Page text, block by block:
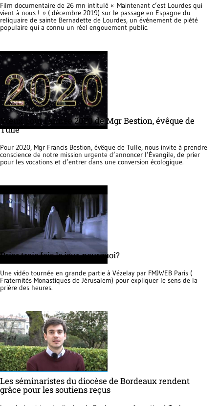
Film documentaire de 26 mn intitulé « Maintenant c’est Lourdes qui
vient à nous ! » ( décembre 2019) sur le passage en Espagne du
reliquaire de sainte Bernadette de Lourdes, un événement de piété
populaire qui a connu un réel engouement public.
Vœux pour l’année 2020 de Mgr Bestion, évêque de
Tulle
Pour 2020, Mgr Francis Bestion, évêque de Tulle, nous invite à prendre
conscience de notre mission urgente d’annoncer l’Évangile, de prier
pour les vocations et d’entrer dans une conversion écologique.
Prier trois fois le jour, pourquoi?
Une vidéo tournée en grande partie à Vézelay par FMJWEB Paris (
Fraternités Monastiques de Jérusalem) pour expliquer le sens de la
prière des heures.
Les séminaristes du diocèse de Bordeaux rendent
grâce pour les soutiens reçus